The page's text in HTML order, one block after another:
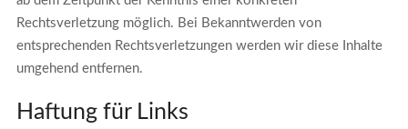
Rechtsverletzung möglich. Bei Bekanntwerden von
entsprechenden Rechtsverletzungen werden wir diese Inhalte
umgehend entfernen.
Haftung für Links